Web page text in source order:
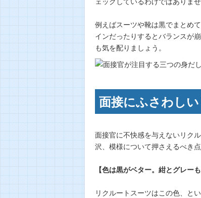
例えばスーツや靴は黒でまとめ
インだったりするとバランスが
も気を配りましょう。
面接にふさわし
面接官に不快感を与えないリク
沢、模様について押さえるべき点
【色は黒がベター。紺とグレーも
リクルートスーツはこの色、と